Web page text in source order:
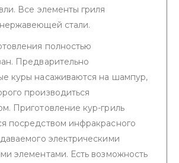
Все элементы гриля
стали.
полностью
Предварительно
куры насаживаются на шампур,
производиться
Приготовление кур-гриль
посредством инфракрасного
электрическими
элементами. Есть возможность